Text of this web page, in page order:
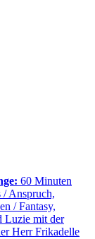
60 Minuten
/ Anspruch,
/ Fantasy,
Luzie mit der
Herr Frikadelle